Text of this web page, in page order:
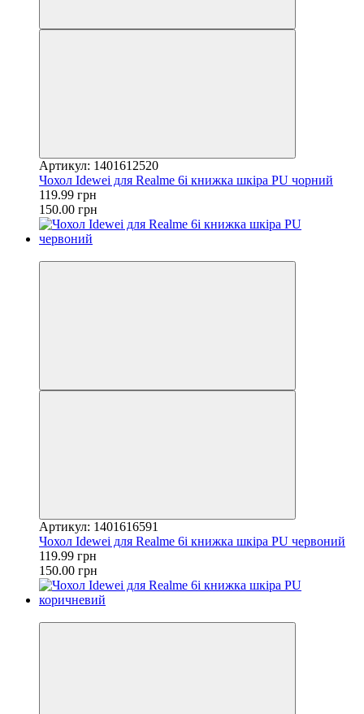
Артикул: 1401612520
Чохол Idewei для Realme 6i книжка шкіра PU чорний
119.99 грн
150.00 грн
Артикул: 1401616591
Чохол Idewei для Realme 6i книжка шкіра PU червоний
119.99 грн
150.00 грн